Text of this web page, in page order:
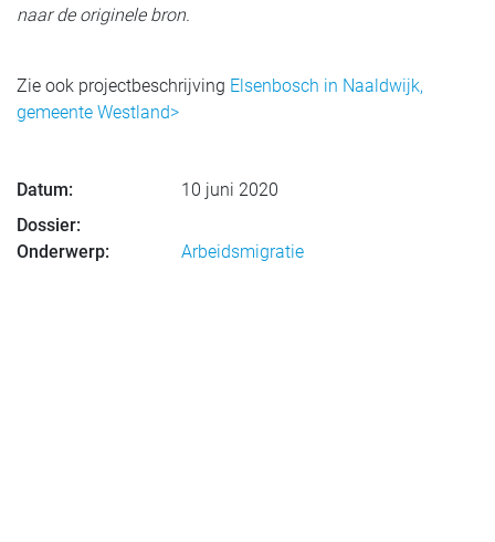
naar de originele bron.
Zie ook projectbeschrijving Elsenbosch in Naaldwijk,
gemeente Westland>
Datum:
10 juni 2020
Dossier:
Onderwerp:
Arbeidsmigratie